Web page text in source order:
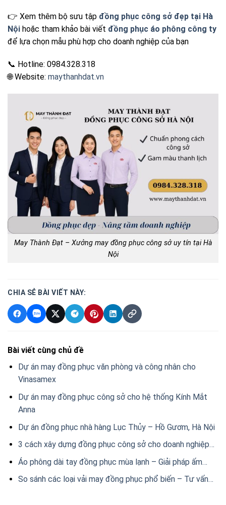
👉 Xem thêm bộ sưu tập đồng phục công sở đẹp tại Hà
Nội hoặc tham khảo bài viết đồng phục áo phông công ty
để lựa chọn mẫu phù hợp cho doanh nghiệp của bạn
📞 Hotline: 0984.328.318
🌐 Website: maythanhdat.vn
May Thành Đạt – Xưởng may đồng phục công sở uy tín tại Hà
Nội
CHIA SẺ BÀI VIẾT NÀY:
Bài viết cùng chủ đề
Dự án may đồng phục văn phòng và công nhân cho
Vinasamex
Dự án may đồng phục công sở cho hệ thống Kính Mắt
Anna
Dự án đồng phục nhà hàng Lục Thủy – Hồ Gươm, Hà Nội
3 cách xây dựng đồng phục công sở cho doanh nghiệp…
Áo phông dài tay đồng phục mùa lạnh – Giải pháp ấm…
So sánh các loại vải may đồng phục phổ biến – Tư vấn…